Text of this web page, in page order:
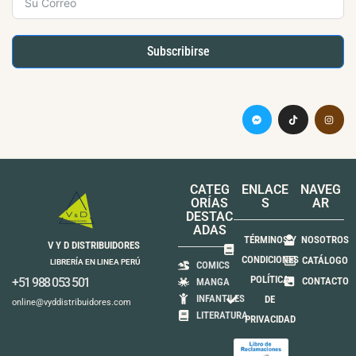
Subscribirse
V Y D DISTRIBUIDORES
LIBRERÍA EN LINEA PERÚ
+51 988 053 501
online@vyddistribuidores.com
CATEG
ORÍAS
DESTAC
ADAS
COMICS
MANGA
INFANTILES
LITERATURA
ENLACE
S
TÉRMINOS Y
CONDICIONES
POLÍTICA
DE
PRIVACIDAD
NAVEG
AR
NOSOTROS
CATÁLOGO
CONTACTO